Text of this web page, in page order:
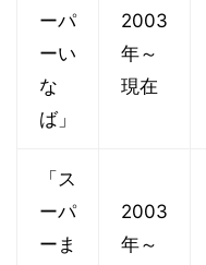
ーパ
ーい
な
ば」
2003
年～
現在
「ス
ーパ
ーま
2003
年～